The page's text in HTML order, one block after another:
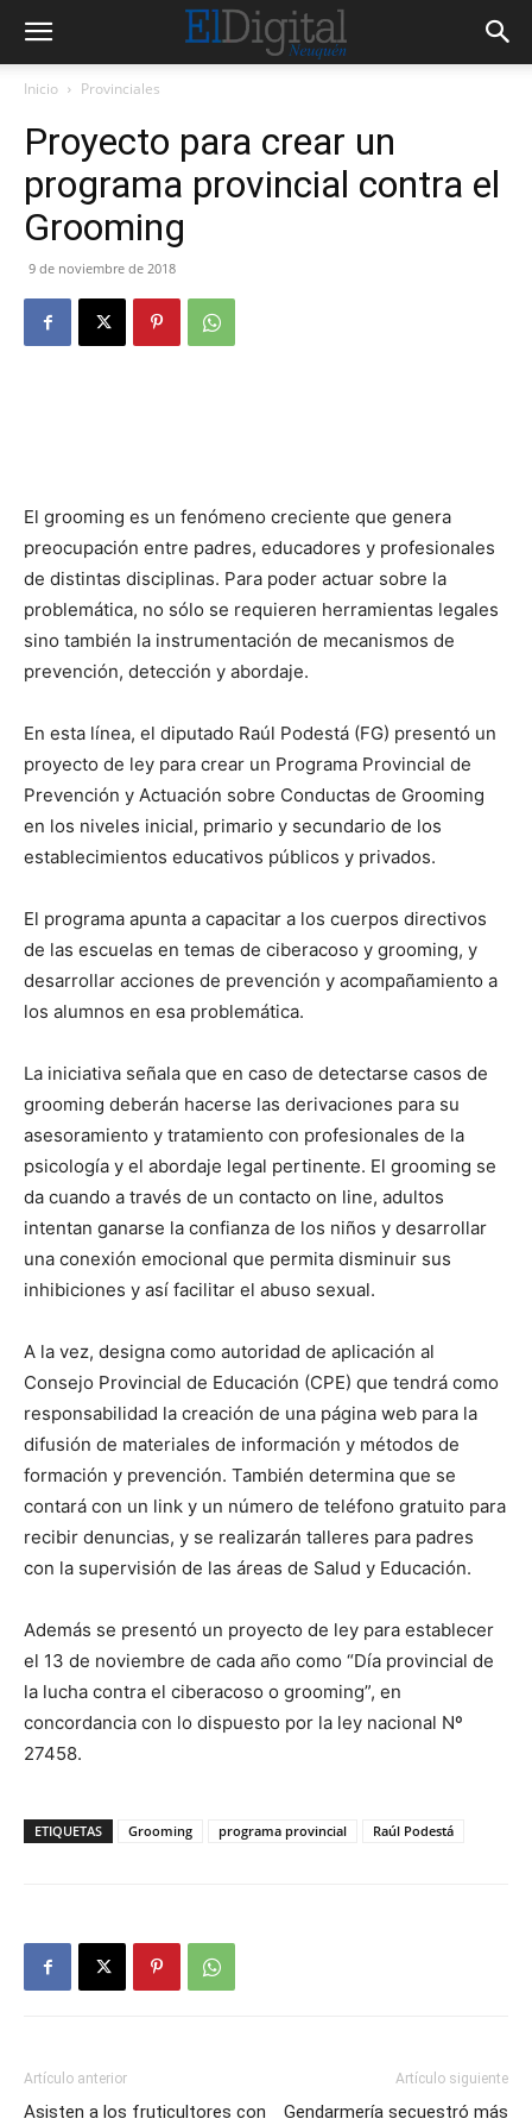
Inicio Provinciales
Proyecto para crear un
programa provincial contra el
Grooming
9 de noviembre de 2018
El grooming es un fenómeno creciente que genera
preocupación entre padres, educadores y profesionales
de distintas disciplinas. Para poder actuar sobre la
problemática, no sólo se requieren herramientas legales
sino también la instrumentación de mecanismos de
prevención, detección y abordaje.
En esta línea, el diputado Raúl Podestá (FG) presentó un
proyecto de ley para crear un Programa Provincial de
Prevención y Actuación sobre Conductas de Grooming
en los niveles inicial, primario y secundario de los
establecimientos educativos públicos y privados.
El programa apunta a capacitar a los cuerpos directivos
de las escuelas en temas de ciberacoso y grooming, y
desarrollar acciones de prevención y acompañamiento a
los alumnos en esa problemática.
La iniciativa señala que en caso de detectarse casos de
grooming deberán hacerse las derivaciones para su
asesoramiento y tratamiento con profesionales de la
psicología y el abordaje legal pertinente. El grooming se
da cuando a través de un contacto on line, adultos
intentan ganarse la confianza de los niños y desarrollar
una conexión emocional que permita disminuir sus
inhibiciones y así facilitar el abuso sexual.
A la vez, designa como autoridad de aplicación al
Consejo Provincial de Educación (CPE) que tendrá como
responsabilidad la creación de una página web para la
difusión de materiales de información y métodos de
formación y prevención. También determina que se
contará con un link y un número de teléfono gratuito para
recibir denuncias, y se realizarán talleres para padres
con la supervisión de las áreas de Salud y Educación.
Además se presentó un proyecto de ley para establecer
el 13 de noviembre de cada año como “Día provincial de
la lucha contra el ciberacoso o grooming”, en
concordancia con lo dispuesto por la ley nacional Nº
27458.
ETIQUETAS Grooming programa provincial Raúl Podestá
Artículo anterior
Asisten a los fruticultores con
Artículo siguiente
Gendarmería secuestró más